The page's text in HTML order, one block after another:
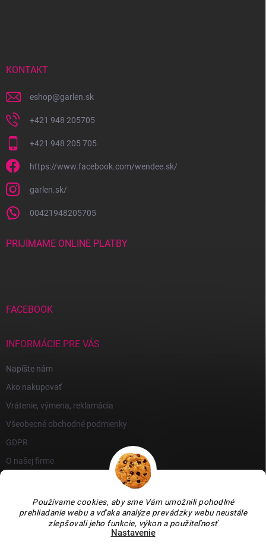
Používame cookies, aby sme Vám umožnili pohodlné
prehliadanie webu a vďaka analýze prevádzky webu neustále
zlepšovali jeho funkcie, výkon a použiteľnosť
Nastavenie
KONTAKT
eshop@garlen.sk
+421 948 205705
+421 948 205 705
https://www.facebook.com/wendee.sk/
garlen.sk/
00421948205705
PRIJÍMAME ONLINE PLATBY
FACEBOOK
INFORMÁCIE PRE VÁS
Napíšte nám
Ako nakupovať
Vrátenie, výmena, reklamácia
Všeobecné obchodné podmienky
GDPR
O našej firme